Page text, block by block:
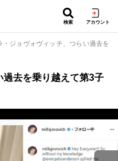
検索 アカウント
・ジョヴォヴィッチ、つらい過去を
過去を乗り越えて第3子